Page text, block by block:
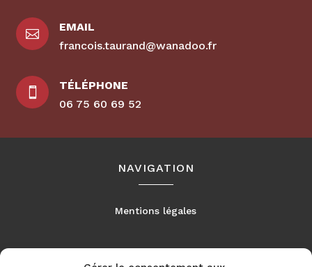

EMAIL
francois.taurand@wanadoo.fr

TÉLÉPHONE
06 75 60 69 52
NAVIGATION
Mentions légales